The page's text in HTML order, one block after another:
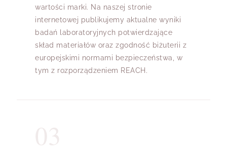
wartości marki. Na naszej stronie
internetowej publikujemy aktualne wyniki
badań laboratoryjnych potwierdzające
skład materiałów oraz zgodność biżuterii z
europejskimi normami bezpieczeństwa, w
tym z rozporządzeniem REACH.